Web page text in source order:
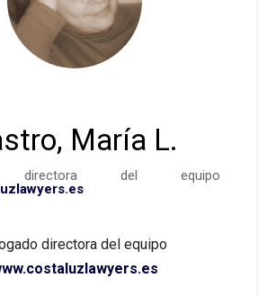
María L.
directora del equipo
directora del equipo